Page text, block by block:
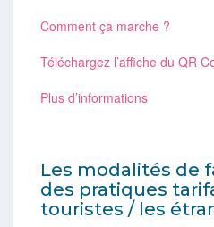
Comment ça marche ?
Téléchargez l’affiche du QR
Plus d’informations
Les modalités de
des pratiques
touristes / les